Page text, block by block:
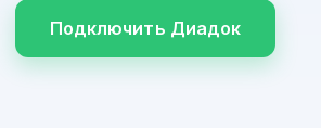
Подключить Диадок